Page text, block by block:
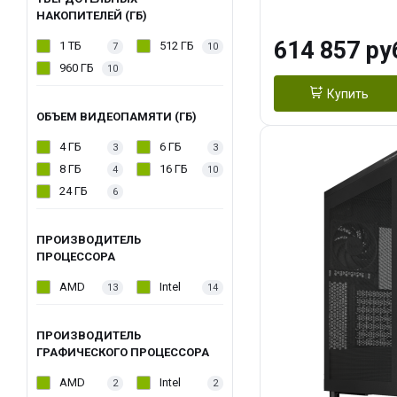
НАКОПИТЕЛЕЙ (ГБ)
1 ТБ 7 512 ГБ 10
960 ГБ 10
ОБЪЕМ ВИДЕОПАМЯТИ (ГБ)
4 ГБ 3 6 ГБ 3
8 ГБ 4 16 ГБ 10
24 ГБ 6
ПРОИЗВОДИТЕЛЬ
ПРОЦЕССОРА
AMD 13 Intel 14
ПРОИЗВОДИТЕЛЬ
ГРАФИЧЕСКОГО ПРОЦЕССОРА
AMD 2 Intel 2
Turbo/ 1 ТБ
614 857
Купить